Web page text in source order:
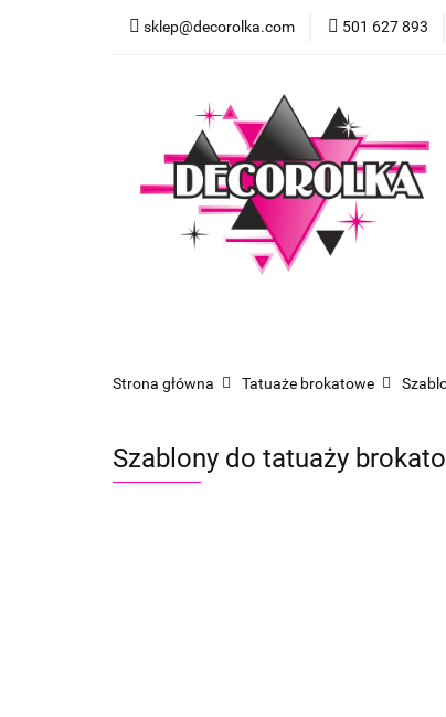
sklep@decorolka.com 501 627 893
Strona główna Tatuaże brokatowe
Szablony do tatuaży